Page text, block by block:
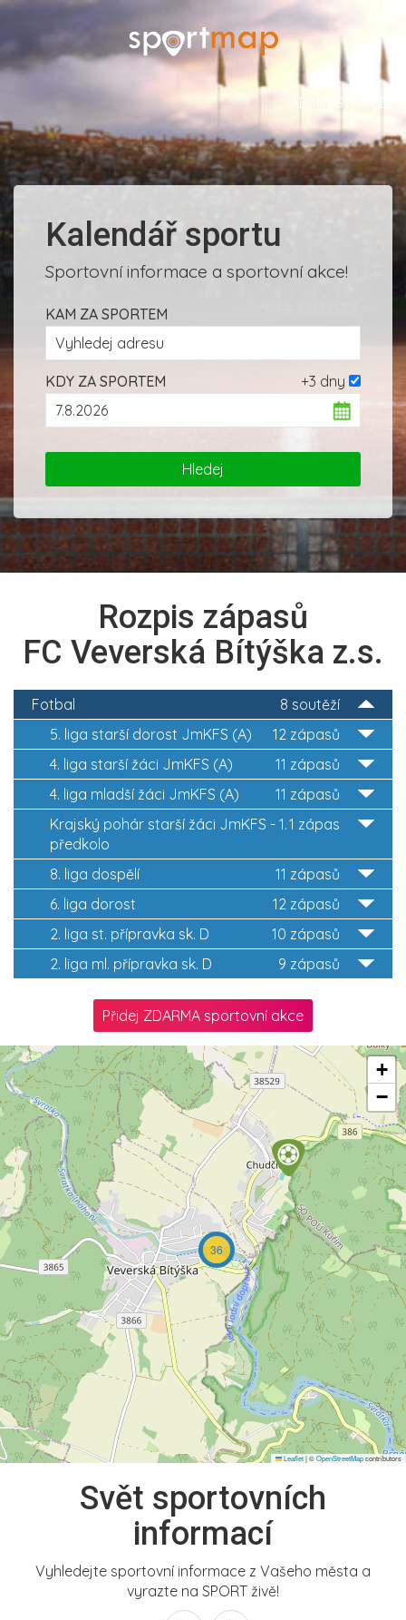
ADMINISTRACE
Kalendář sportu
Sportovní informace a sportovní akce!
KAM ZA SPORTEM
+3 dny
KDY ZA SPORTEM
Rozpis zápasů
FC Veverská Bítýška z.s.
8 soutěží
Fotbal
12 zápasů
5. liga starší dorost JmKFS (A)
11 zápasů
4. liga starší žáci JmKFS (A)
11 zápasů
4. liga mladší žáci JmKFS (A)
1 zápas
Krajský pohár starší žáci JmKFS - 1.
předkolo
11 zápasů
8. liga dospělí
12 zápasů
6. liga dorost
10 zápasů
2. liga st. přípravka sk. D
9 zápasů
2. liga ml. přípravka sk. D
Přidej ZDARMA sportovní akce
36
+
−
Leaflet|©OpenStreetMapcontributors
Svět sportovních
informací
Vyhledejte sportovní informace z Vašeho města a
vyrazte na SPORT živě!